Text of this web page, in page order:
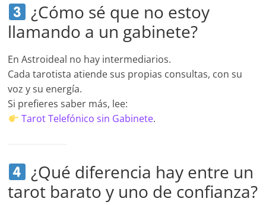
¿Cómo sé que no estoy
llamando a un gabinete?
En Astroideal no hay intermediarios.
Cada tarotista atiende sus propias consultas, con su
voz y su energía.
Si prefieres saber más, lee:
Tarot Telefónico sin Gabinete.
¿Qué diferencia hay entre un
tarot barato y uno de confianza?